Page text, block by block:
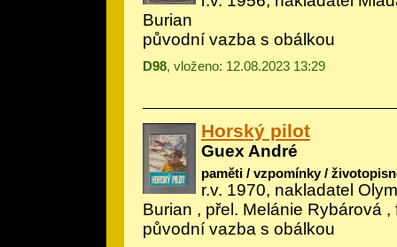
Burian
původní vazba s obálkou
D98, vloženo: 12.08.2023 13:29
Horský pilot
Guex André
paměti / vzpomínky /
r.v. 1970, nakladatel
Burian , přel. Melánie Rybárová
původní vazba s obálkou